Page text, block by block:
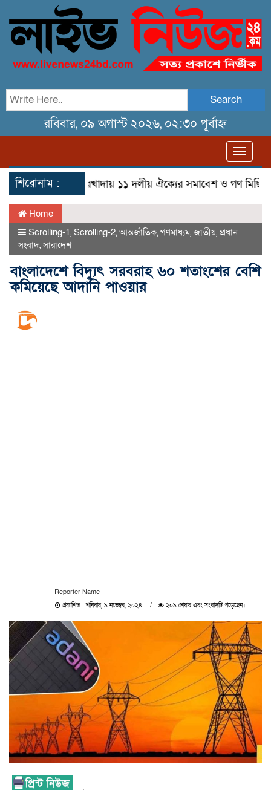
Search
রবিবার, ০৯ অগাস্ট ২০২৬, ০২:৩০ পূর্বাহ্ন
শিরোনাম :তেরখাদায় ১১ দলীয় ঐক্যের সমাবেশ ও গণ মিছিল
Home
Scrolling-1, Scrolling-2,আন্তর্জাতিক, গণমাধ্যম,জাতীয়, প্রধান
সংবাদ,সারাদেশ
বাংলাদেশে বিদ্যুৎ সরবরাহ ৬০ শতাংশের বেশি
কমিয়েছে আদানি পাওয়ার
Reporter Name
প্রকাশিত : শনিবার, ৯ নভেম্বর, ২০২৪ ২০৯ শেয়ার এবং সংবাদটি পড়েছেন।